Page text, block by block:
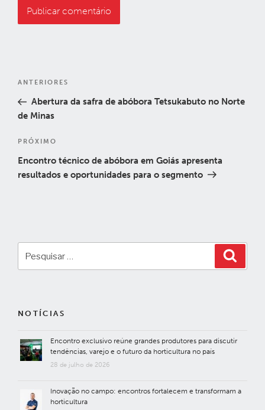
Navegação
Post
Post
anterior
ANTERIORES
Abertura da safra de abóbora Tetsukabuto no Norte
de Minas
Próximo
post
PRÓXIMO
Encontro técnico de abóbora em Goiás apresenta
resultados e oportunidades para o segmento
por:
NOTÍCIAS
Encontro exclusivo reúne grandes produtores para discutir
tendências, varejo e o futuro da horticultura no país
28 de julho de 2026
Inovação no campo: encontros fortalecem e transformam a
horticultura